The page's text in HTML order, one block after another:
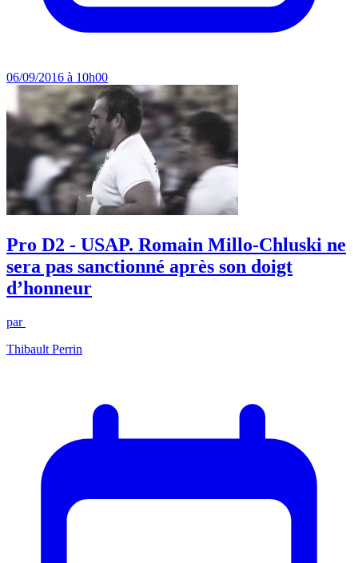
06/09/2016 à 10h00
Pro D2 - USAP. Romain Millo-Chluski ne
sera pas sanctionné après son doigt
d’honneur
par
Thibault Perrin